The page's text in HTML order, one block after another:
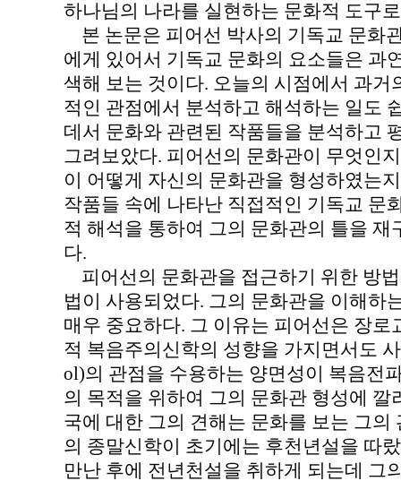
하나님의 나라를 실현하는 문화적 도구
본 논문은 피어선 박사의 기독교 문화
에게 있어서 기독교 문화의 요소들은 과
색해 보는 것이다. 오늘의 시점에서 과거
적인 관점에서 분석하고 해석하는 일도
데서 문화와 관련된 작품들을 분석하고
그려보았다. 피어선의 문화관이 무엇인
이 어떻게 자신의 문화관을 형성하였는
작품들 속에 나타난 직접적인 기독교 문
적 해석을 통하여 그의 문화관의 틀을
다.
피어선의 문화관을 접근하기 위한 방
법이 사용되었다. 그의 문화관을 이해하
매우 중요하다. 그 이유는 피어선은 장로
적 복음주의신학의 성향을 가지면서도
ol)의 관점을 수용하는 양면성이 복음전
의 목적을 위하여 그의 문화관 형성에
국에 대한 그의 견해는 문화를 보는 그의
의 종말신학이 초기에는 후천년설을 따
만난 후에 전년천설을 취하게 되는데 그